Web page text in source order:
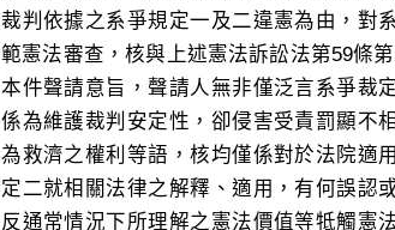
裁判依據之系爭規定一及二違憲為由，對
範憲法審查，核與上述憲法訴訟法第59條
本件聲請意旨，聲請人無非僅泛言系爭裁
係為維護裁判安定性，卻侵害受責罰顯不
為救濟之權利等語，核均僅係對於法院適
定二就相關法律之解釋、適用，有何誤認
反通常情況下所理解之憲法價值等牴觸憲